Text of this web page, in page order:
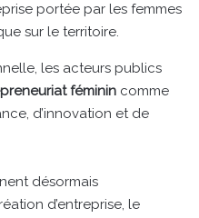
portée par les femmes
sur le territoire.
les acteurs publics
féminin comme
d’innovation et de
désormais
d’entreprise, le